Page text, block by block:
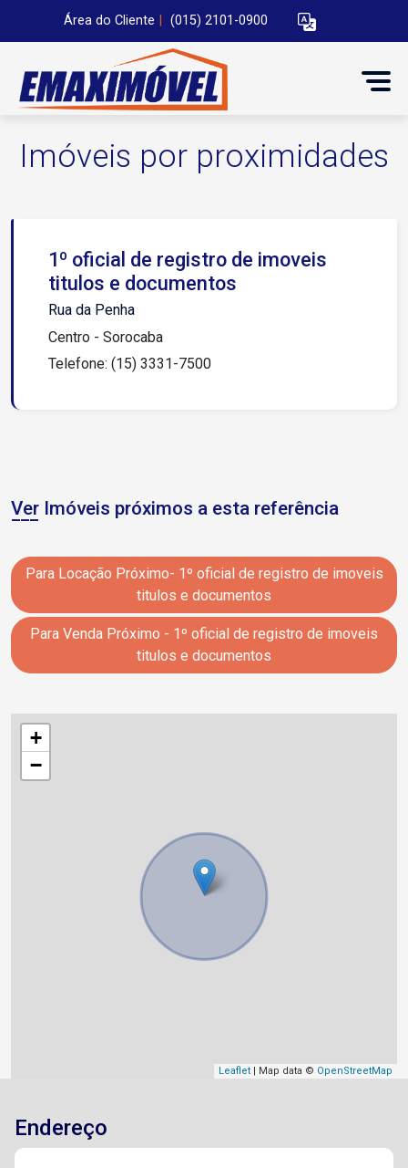
Área do Cliente (015) 2101-0900
Imóveis por proximidades
1º oficial de registro de imoveis
titulos e documentos
Rua da Penha
Centro - Sorocaba
Telefone: (15) 3331-7500
Ver Imóveis próximos a esta referência
Para Locação Próximo- 1º oficial de registro de imoveis
titulos e documentos
Para Venda Próximo - 1º oficial de registro de imoveis
titulos e documentos
+
−
Leaflet | Map data © OpenStreetMap
Endereço